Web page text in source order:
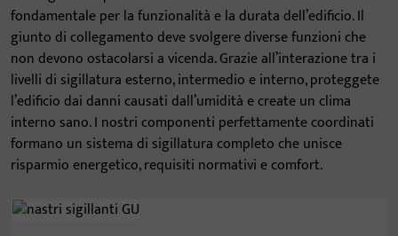
fondamentale per la funzionalità e la durata dell’edificio. Il
giunto di collegamento deve svolgere diverse funzioni che
non devono ostacolarsi a vicenda. Grazie all’interazione tra i
livelli di sigillatura esterno, intermedio e interno, proteggete
l’edificio dai danni causati dall’umidità e create un clima
interno sano. I nostri componenti perfettamente coordinati
formano un sistema di sigillatura completo che unisce
risparmio energetico, requisiti normativi e comfort.